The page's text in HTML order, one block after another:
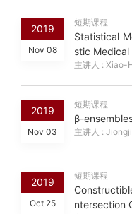
2019
Nov 08
短期课程
Statistical
stic Medical
主讲人 : Xiao-
2019
Nov 03
短期课程
β-
主讲人 :
2019
Oct 25
短期课程
ntersection